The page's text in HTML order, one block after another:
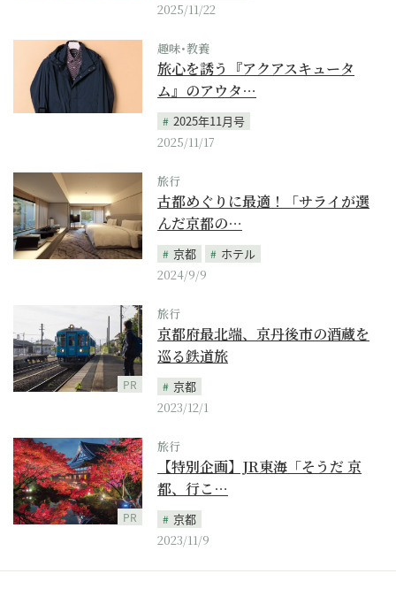
2025/11/22
趣味･教養
旅心を誘う『アクアスキュータ
ム』のアウタ…
2025年11月号
2025/11/17
旅行
古都めぐりに最適！「サライが選
んだ京都の…
京都
ホテル
2024/9/9
PR
旅行
京都府最北端、京丹後市の酒蔵を
巡る鉄道旅
京都
2023/12/1
PR
旅行
【特別企画】JR東海「そうだ 京
都、行こ…
京都
2023/11/9